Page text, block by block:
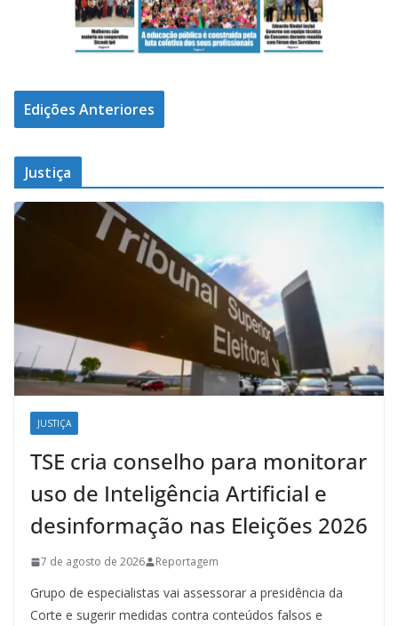
Edições Anteriores
Justiça
JUSTIÇA
TSE cria conselho para monitorar
uso de Inteligência Artificial e
desinformação nas Eleições 2026
7 de agosto de 2026 Reportagem
Grupo de especialistas vai assessorar a presidência da
Corte e sugerir medidas contra conteúdos falsos e